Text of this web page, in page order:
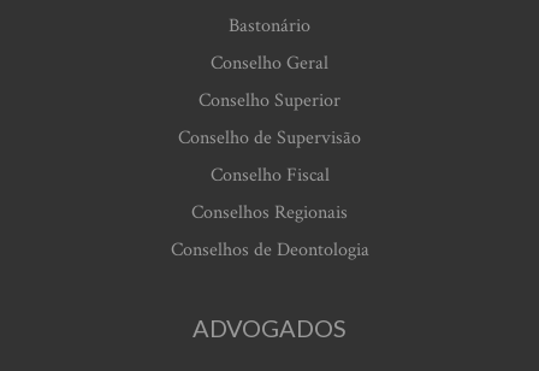
Bastonário
Conselho Geral
Conselho Superior
Conselho de Supervisão
Conselho Fiscal
Conselhos Regionais
Conselhos de Deontologia
ADVOGADOS